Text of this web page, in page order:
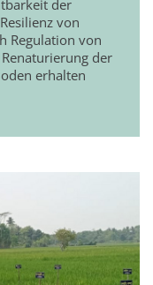
der
von
Regulation von
der
erhalten